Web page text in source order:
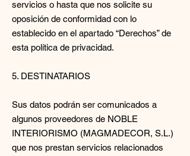
servicios o hasta que nos solicite su
oposición de conformidad con lo
establecido en el apartado “Derechos” de
esta política de privacidad.
5. DESTINATARIOS
Sus datos podrán ser comunicados a
algunos proveedores de NOBLE
INTERIORISMO (MAGMADECOR, S.L.)
que nos prestan servicios relacionados